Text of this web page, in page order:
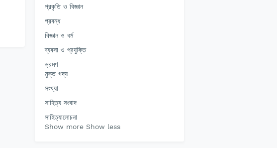
প্রকৃতি ও বিজ্ঞান
প্রবন্ধ
বিজ্ঞান ও ধর্ম
ব্যবসা ও প্রযুক্তি
ভ্রমণ
মুক্ত গদ্য
সংখ্যা
সাহিত্য সংবাদ
সাহিত্যালোচনা
Show more Show less